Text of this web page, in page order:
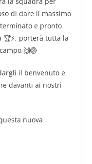
di dare il massimo
e pronto
porterà tutta la
🙌🏐
il benvenuto e
davanti ai nostri
nuova